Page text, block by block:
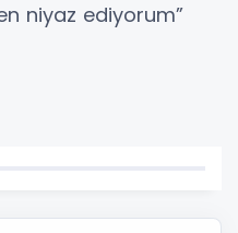
niyaz ediyorum”